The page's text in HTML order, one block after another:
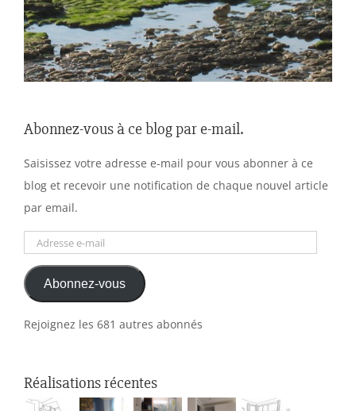
Abonnez-vous à ce blog par e-mail.
Saisissez votre adresse e-mail pour vous abonner à ce
blog et recevoir une notification de chaque nouvel article
par email.
Adresse
mailAbonnez-vous
Rejoignez les 681 autres abonnés
Réalisations récentes